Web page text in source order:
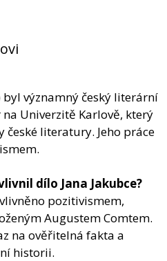
byl významný český literární
Univerzitě Karlově, který
české literatury. Jeho práce
dílo Jana Jakubce?
pozitivismem,
Augustem Comtem.
na ověřitelná fakta a
historii.